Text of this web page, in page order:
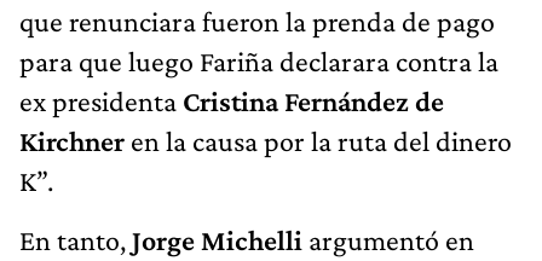
que renunciara fueron la prenda de pago
para que luego Fariña declarara contra la
ex presidenta Cristina Fernández de
Kirchner en la causa por la ruta del dinero
K”.
En tanto,Jorge Michelli argumentó en